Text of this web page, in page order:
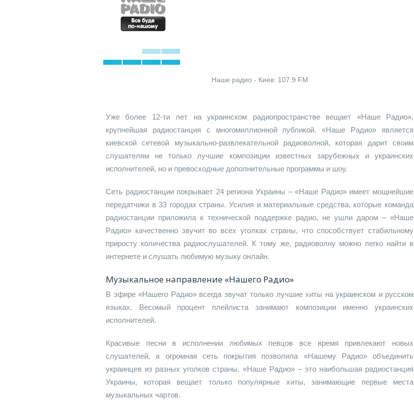
Наше радио - Киев: 107.9 FM
Уже более 12-ти лет на украинском радиопространстве вещает «Наше Радио»,
крупнейшая радиостанция с многомиллионной публикой. «Наше Радио» является
киевской сетевой музыкально-развлекательной радиоволной, которая дарит своим
слушателям не только лучшие композиции известных зарубежных и украинских
исполнителей, но и превосходные дополнительные программы и шоу.
Сеть радиостанции покрывает 24 региона Украины – «Наше Радио» имеет мощнейшие
передатчики в 33 городах страны. Усилия и материальные средства, которые команда
радиостанции приложила к технической поддержке радио, не ушли даром – «Наше
Радио» качественно звучит во всех уголках страны, что способствует стабильному
приросту количества радиослушателей. К тому же, радиоволну можно легко найти в
интернете и слушать любимую музыку онлайн.
Музыкальное направление «Нашего Радио»
В эфире «Нашего Радио» всегда звучат только лучшие хиты на украинском и русском
языках. Весомый процент плейлиста занимают композиции именно украинских
исполнителей.
Красивые песни в исполнении любимых певцов все время привлекают новых
слушателей, а огромная сеть покрытия позволила «Нашему Радио» объединить
украинцев из разных уголков страны. «Наше Радио» – это наибольшая радиостанция
Украины, которая вещает только популярные хиты, занимающие первые места
музыкальных чартов.